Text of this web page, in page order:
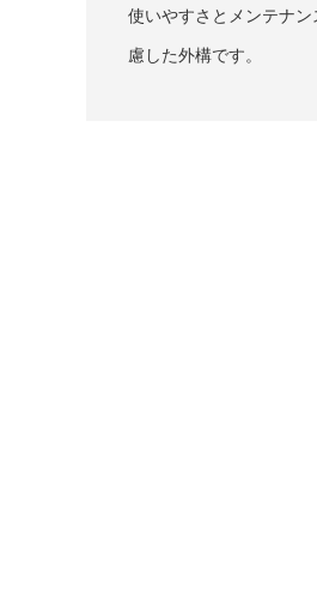
使いやすさとメンテナン
慮した外構です。